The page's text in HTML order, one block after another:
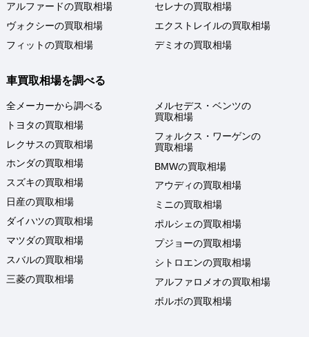
アルファードの買取相場
ヴォクシーの買取相場
フィットの買取相場
セレナの買取相場
エクストレイルの買取相場
デミオの買取相場
車買取相場を調べる
全メーカーから調べる
トヨタの買取相場
レクサスの買取相場
ホンダの買取相場
スズキの買取相場
日産の買取相場
ダイハツの買取相場
マツダの買取相場
スバルの買取相場
三菱の買取相場
メルセデス・ベンツの
買取相場
フォルクス・ワーゲンの
買取相場
BMWの買取相場
アウディの買取相場
ミニの買取相場
ポルシェの買取相場
プジョーの買取相場
シトロエンの買取相場
アルファロメオの買取相場
ボルボの買取相場